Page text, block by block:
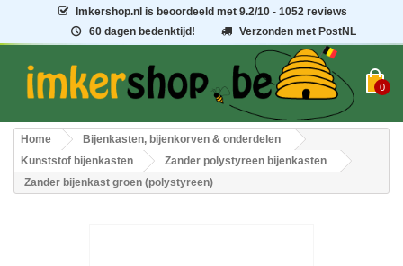
Imkershop.nl is beoordeeld met9.2/10 - 1052 reviews
60 dagen bedenktijd!
Verzonden met PostNL
0
Home
Bijenkasten, bijenkorven & onderdelen
Kunststof bijenkasten
Zander polystyreen bijenkasten
Zander bijenkast groen (polystyreen)